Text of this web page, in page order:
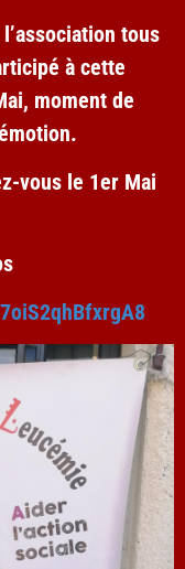
tous
à cette
moment de
vous le 1er Mai